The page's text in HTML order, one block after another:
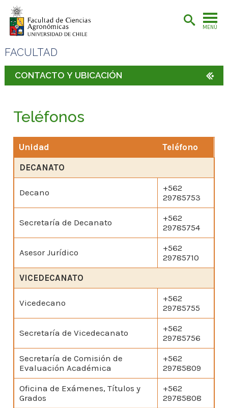
MENÚ
FACULTAD
CONTACTO Y UBICACIÓN
Teléfonos
Unidad
Teléfono
DECANATO
Decano
+562
29785753
Secretaría de Decanato
+562
29785754
Asesor Jurídico
+562
29785710
VICEDECANATO
Vicedecano
+562
29785755
Secretaría de Vicedecanato
+562
29785756
Secretaría de Comisión de
Evaluación Académica
+562
29785809
Oficina de Exámenes, Títulos y
Grados
+562
29785808